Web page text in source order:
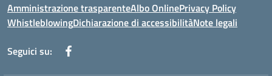
Amministrazione trasparenteAlbo OnlinePrivacy Policy
WhistleblowingDichiarazione di accessibilitàNote legali
Seguici su: